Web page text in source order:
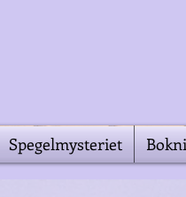
Spegelmysteriet